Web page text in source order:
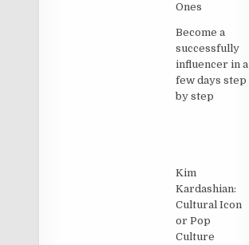
Ones
Become a
successfully
influencer in a
few days step
by step
Kim
Kardashian:
Cultural Icon
or Pop
Culture